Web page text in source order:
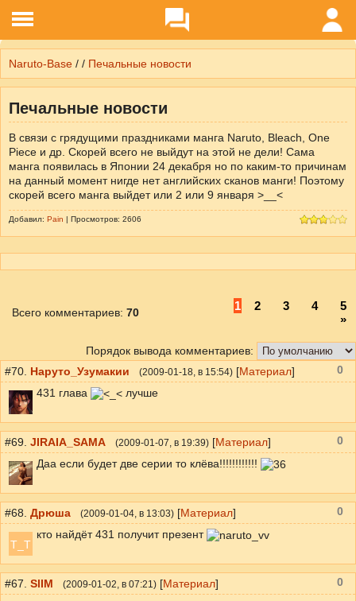
Naruto-Base / / Печальные новости
Печальные новости
В связи с грядущими праздниками манга Naruto, Bleach, One
Piece и др. Скорей всего не выйдут на этой не дели! Сама
манга появилась в Японии 24 декабря но по каким-то причинам
на данный момент нигде нет английских сканов манги! Поэтому
скорей всего манга выйдет или 2 или 9 января >__<
Добавил: Pain | Просмотров: 2606
Всего комментариев: 70 1 2 3 4
5
»
Порядок вывода комментариев:
#70. Наруто_Узумакии (2009-01-18 , в 15:54) [Материал]
431 глава
лучше
0
#69. JIRAIA_SAMA (2009-01-07 , в 19:39) [Материал]
Даа если будет две серии то клёва!!!!!!!!!!!!
0
#68. Дрюша (2009-01-04 , в 13:03) [Материал]
T_T
кто найдёт 431 получит презент
0
#67. SlIM (2009-01-02 , в 07:21) [Материал]
0